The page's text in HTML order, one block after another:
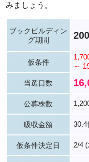
みましょう。
ブックビルディン
グ期間
仮条件
～
当選口数
公募株数
吸収金額 30.4
仮条件決定日 2/4